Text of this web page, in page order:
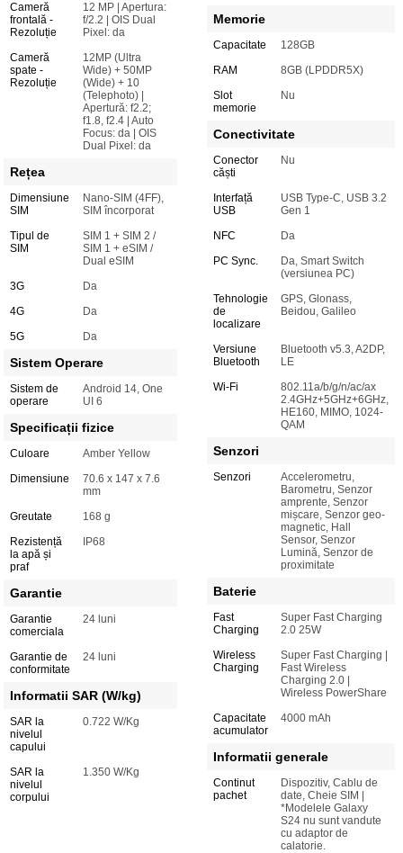
Cameră
frontală -
Rezoluție
12 MP | Apertura:
f/2.2 | OIS Dual
Pixel: da
Cameră
spate -
Rezoluție
12MP (Ultra
Wide) + 50MP
(Wide) + 10
(Telephoto) |
Apertură: f2.2;
f1.8, f2.4 | Auto
Focus: da | OIS
Dual Pixel: da
Rețea
Dimensiune
SIM
Nano-SIM (4FF),
SIM încorporat
Tipul de
SIM
SIM 1 + SIM 2 /
SIM 1 + eSIM /
Dual eSIM
3G
Da
4G
Da
5G
Da
Sistem Operare
Sistem de
operare
Android 14, One
UI 6
Specificații fizice
Culoare
Amber Yellow
Dimensiune
70.6 x 147 x 7.6
mm
Greutate
168 g
Rezistență
la apă și
praf
IP68
Garantie
Garantie
comerciala
24 luni
Garantie de
conformitate
24 luni
Informatii SAR (W/kg)
SAR la
nivelul
capului
0.722 W/Kg
SAR la
nivelul
corpului
1.350 W/Kg
Memorie
Capacitate
128GB
RAM
8GB (LPDDR5X)
Slot
memorie
Nu
Conectivitate
Conector
căști
Nu
Interfață
USB
USB Type-C, USB 3.2
Gen 1
NFC
Da
PC Sync.
Da, Smart Switch
(versiunea PC)
Tehnologie
de
localizare
GPS, Glonass,
Beidou, Galileo
Versiune
Bluetooth
Bluetooth v5.3, A2DP,
LE
Wi-Fi
802.11a/b/g/n/ac/ax
2.4GHz+5GHz+6GHz,
HE160, MIMO, 1024-
QAM
Senzori
Senzori
Accelerometru,
Barometru, Senzor
amprente, Senzor
mișcare, Senzor geo-
magnetic, Hall
Sensor, Senzor
Lumină, Senzor de
proximitate
Baterie
Fast
Charging
Super Fast Charging
2.0 25W
Wireless
Charging
Super Fast Charging |
Fast Wireless
Charging 2.0 |
Wireless PowerShare
Capacitate
acumulator
4000 mAh
Informatii generale
Continut
pachet
Dispozitiv, Cablu de
date, Cheie SIM |
*Modelele Galaxy
S24 nu sunt vandute
cu adaptor de
calatorie.